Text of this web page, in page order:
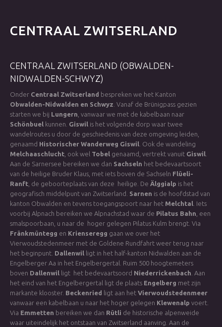
CENTRAAL ZWITSERLAND
CENTRAAL ZWITSERLAND (OBWALDEN-
NIDWALDEN-SCHWYZ)
Onder Centraal Zwitserland bespreken we het Kanton
Obwalden-Nidwalden en Schwyz . Vanaf de Brünigpass gezien
starten we bij Lungern , vanwaar we met de kabelbaan naar
Schönbuel kunnen. Giswil is het volgende dorp waar twee
wandelroutes u door de geschiedenis van deze omgeving leiden,
genaamd Historischer Wanderweg Giswil . Ook de wandeling
Melchaaschlucht , ook wel Tobel genaamd, vertrekt vanuit Giswil
Aan de Sarnersee bereiken we dan Sachseln het bedevaartsoort
van de heilige Bruder Klaus, met iets boven de Sachseln Flüeli-
Ranft , de geboorteplaats van deze heilige. De Älggialp is het
geografisch middelpunt van Zwitserland. Sarnen is de hoofdstad van
kanton Obwalden en tevens toegangspoort naar het Melchtal . Iets
voorbij Alpnach bereiken we Alpnachstad waar de Pilatus Bahn , een
smalspoorbaan, u naar de hoger gelegen Pilatus Kulm brengt. Via
Fränkmüntegg en Krienseregg gaan we over het
Vierwoudstedenmeer met de Goldene Rundfahrt weer terug naar
het beginpunt. Dallenwil ligt in het half-kanton Nidwalden aan de
Engelberger Aa in het Engelbergertal. Ruim 500 hoogtemeters
boven Dallenwil ligt het bedevaartsoord Niederrickenbach . Aan
het eind van het Engelbergertal ligt de plaats Engelberg met zijn
markante klooster. Beckenried ligt aan het Vierwoudstedenmeer
vanwaar een kabelbaan u naar het hoger gelegen Klewenalp voert.
Via Emmetten bereiken we dan Rütli de historische alpenweide
waar uiteindelijk het ontstaan van Zwitserland aanving. Aan de